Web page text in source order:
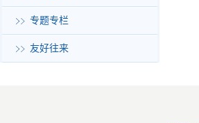
专题专栏
友好往来